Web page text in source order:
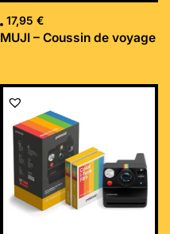
17,95 €
MUJI – Coussin de voyage
Le
initial
était :
169,99 €.
Le